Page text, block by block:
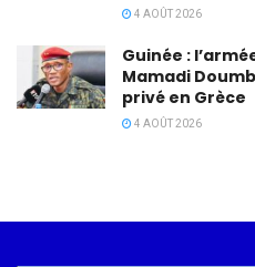
4 AOÛT 2026
Guinée :
Mamadi
privé en Grèce
4 AOÛT 2026